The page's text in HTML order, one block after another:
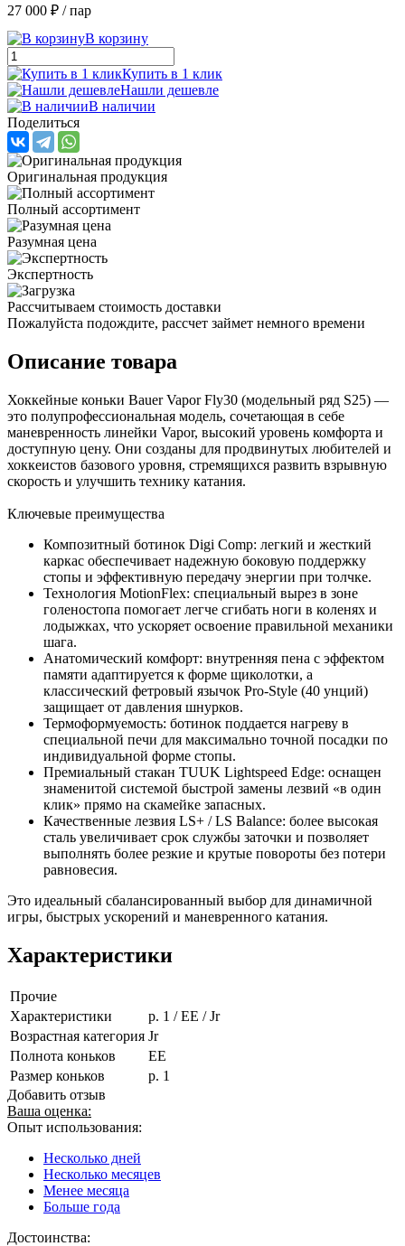
27 000 ₽ / пар
В корзину
Купить в 1 клик
Нашли дешевле
В наличии
Поделиться
Оригинальная продукция
Полный ассортимент
Разумная цена
Экспертность
Рассчитываем стоимость доставки
Пожалуйста подождите, рассчет займет немного времени
Описание товара
Хоккейные коньки Bauer Vapor Fly30 (модельный ряд S25) —
это полупрофессиональная модель, сочетающая в себе
маневренность линейки Vapor, высокий уровень комфорта и
доступную цену. Они созданы для продвинутых любителей и
хоккеистов базового уровня, стремящихся развить взрывную
скорость и улучшить технику катания.
Ключевые преимущества
Композитный ботинок Digi Comp: легкий и жесткий
каркас обеспечивает надежную боковую поддержку
стопы и эффективную передачу энергии при толчке.
Технология MotionFlex: специальный вырез в зоне
голеностопа помогает легче сгибать ноги в коленях и
лодыжках, что ускоряет освоение правильной механики
шага.
Анатомический комфорт: внутренняя пена с эффектом
памяти адаптируется к форме щиколотки, а
классический фетровый язычок Pro-Style (40 унций)
защищает от давления шнурков.
Термоформуемость: ботинок поддается нагреву в
специальной печи для максимально точной посадки по
индивидуальной форме стопы.
Премиальный стакан TUUK Lightspeed Edge: оснащен
знаменитой системой быстрой замены лезвий «в один
клик» прямо на скамейке запасных.
Качественные лезвия LS+ / LS Balance: более высокая
сталь увеличивает срок службы заточки и позволяет
выполнять более резкие и крутые повороты без потери
равновесия.
Это идеальный сбалансированный выбор для динамичной
игры, быстрых ускорений и маневренного катания.
Характеристики
Прочие
Характеристики
p. 1 / EE / Jr
Возрастная категория Jr
Полнота коньков
EE
Размер коньков
p. 1
Добавить отзыв
Ваша оценка:
Опыт использования:
Несколько дней
Несколько месяцев
Менее месяца
Больше года
Достоинства: